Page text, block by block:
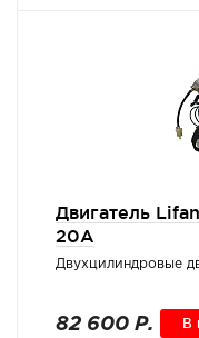
Двигатель
20A
Двухцилиндровые
82 600 Р. В